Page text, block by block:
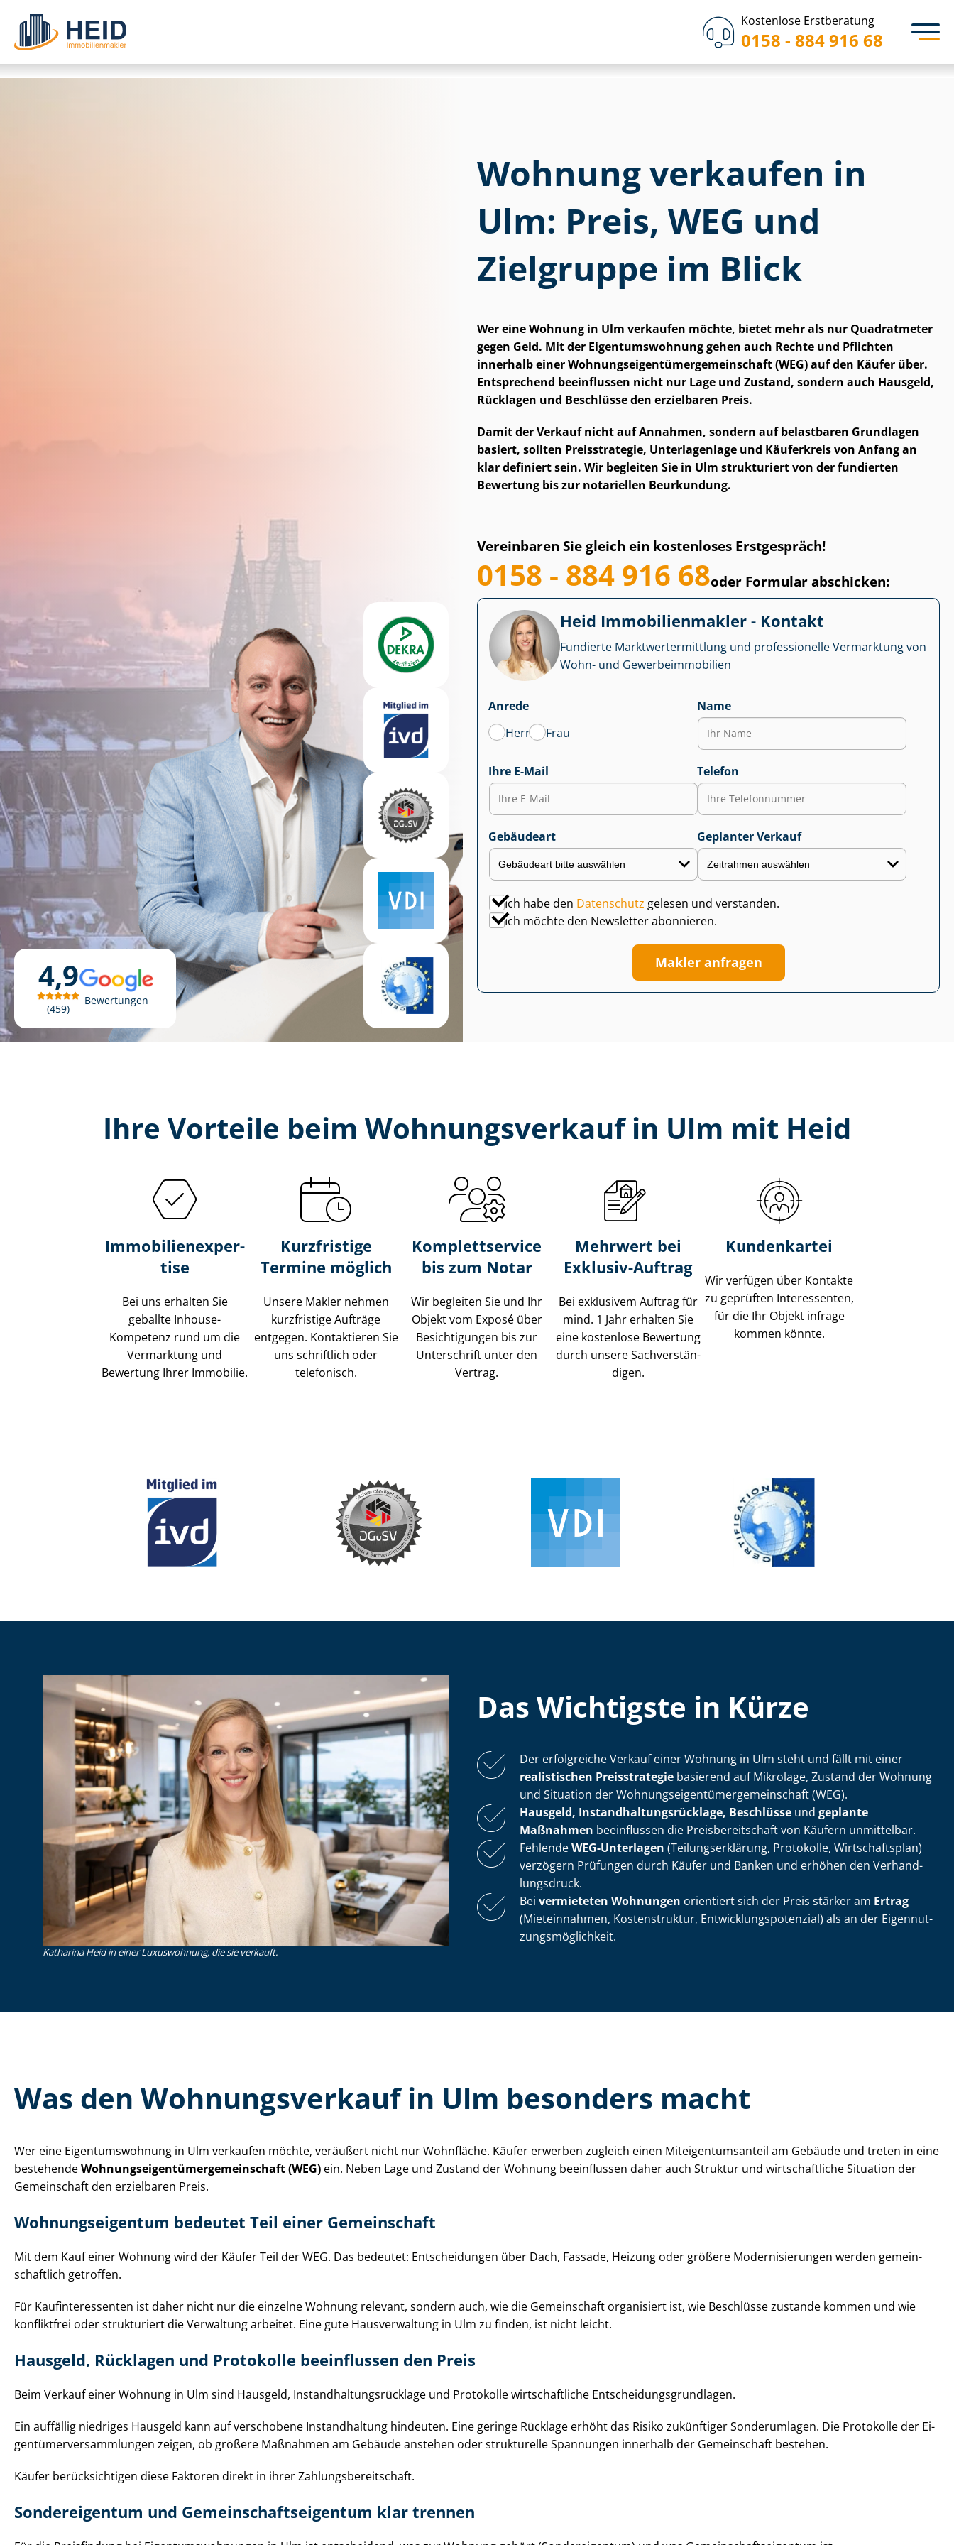
Kostenlose Erstberatung
0158 - 884 916 68
4,9
459
Bewertungen
Wohnung verkaufen in
Ulm: Preis, WEG und
Zielgruppe im Blick
Wer eine Wohnung in Ulm verkaufen möchte, bietet mehr als nur Quadratmeter
gegen Geld. Mit der Ei­gen­tums­woh­nung gehen auch Rechte und Pflichten
innerhalb einer Woh­nungs­ei­gen­tü­mer­ge­mein­schaft (WEG) auf den Käufer über.
Entsprechend beeinflussen nicht nur Lage und Zustand, sondern auch Hausgeld,
Rücklagen und Beschlüsse den erzielbaren Preis.
Damit der Verkauf nicht auf Annahmen, sondern auf belastbaren Grundlagen
basiert, sollten Preisstrategie, Unterlagenlage und Käuferkreis von Anfang an
klar definiert sein. Wir begleiten Sie in Ulm strukturiert von der fundierten
Bewertung bis zur notariellen Beurkundung.
Vereinbaren Sie gleich ein kostenloses Erstgespräch!
0158 - 884 916 68oder Formular abschicken:
Heid Im­mo­bi­li­en­mak­ler - Kontakt
Fundierte Markt­wert­ermitt­lung und professionelle Vermarktung von
Wohn- und Ge­wer­be­im­mo­bi­li­en
Anrede
Herr
Frau
Name
Ihre E-Mail Telefon
Gebäudeart Geplanter Verkauf
Ich habe den Datenschutz gelesen und verstanden.
Ich möchte den Newsletter abonnieren.
Makler anfragen
Ihre Vorteile beim Wohnungsverkauf in Ulm mit Heid
Im­mo­bi­li­en­ex­per­
ti­se
Bei uns erhalten Sie
geballte Inhouse-
Kompetenz rund um die
Vermarktung und
Bewertung Ihrer Immobilie.
Kurzfristige
Termine möglich
Unsere Makler nehmen
kurzfristige Aufträge
entgegen. Kontaktieren Sie
uns schriftlich oder
telefonisch.
Komplettservice
bis zum Notar
Wir begleiten Sie und Ihr
Objekt vom Exposé über
Besichtigungen bis zur
Unterschrift unter den
Vertrag.
Mehrwert bei
Exklusiv-Auftrag
Bei exklusivem Auftrag für
mind. 1 Jahr erhalten Sie
eine kostenlose Bewertung
durch unsere Sach­ver­stän­
di­gen.
Kundenkartei
Wir verfügen über Kontakte
zu geprüften Interessenten,
für die Ihr Objekt infrage
kommen könnte.
Katharina Heid in einer Luxuswohnung, die sie verkauft.
Das Wichtigste in Kürze
Der erfolgreiche Verkauf einer Wohnung in Ulm steht und fällt mit einer
realistischen Preisstrategie basierend auf Mikrolage, Zustand der Wohnung
und Situation der Woh­nungs­ei­gen­tü­mer­ge­mein­schaft (WEG).
Hausgeld, In­stand­hal­tungs­rück­la­ge, Beschlüsse und geplante
Maßnahmen beeinflussen die Preis­be­reit­schaft von Käufern unmittelbar.
FehlendeWEG-Unterlagen (Tei­lungs­er­klä­rung, Protokolle, Wirtschaftsplan)
verzögern Prüfungen durch Käufer und Banken und erhöhen den Ver­hand­
lungs­druck.
Bei vermieteten Wohnungen orientiert sich der Preis stärker am Ertrag
(Mieteinnahmen, Kostenstruktur, Ent­wick­lungs­po­ten­zi­al) als an der Ei­gen­nut­
zungs­mög­lich­keit.
Was den Wohnungsverkauf in Ulm besonders macht
Wer eine Ei­gen­tums­woh­nung in Ulm verkaufen möchte, veräußert nicht nur Wohnfläche. Käufer erwerben zugleich einen Mit­ei­gen­tums­an­teil am Gebäude und treten in eine
bestehendeWoh­nungs­ei­gen­tü­mer­ge­mein­schaft (WEG) ein. Neben Lage und Zustand der Wohnung beeinflussen daher auch Struktur und wirtschaftliche Situation der
Gemeinschaft den erzielbaren Preis.
Woh­nungs­ei­gen­tum bedeutet Teil einer Gemeinschaft
Mit dem Kauf einer Wohnung wird der Käufer Teil der WEG. Das bedeutet: Entscheidungen über Dach, Fassade, Heizung oder größere Mo­der­ni­sie­run­gen werden ge­mein­
schaft­lich getroffen.
Für Kauf­in­ter­es­sen­ten ist daher nicht nur die einzelne Wohnung relevant, sondern auch, wie die Gemeinschaft organisiert ist, wie Beschlüsse zustande kommen und wie
konfliktfrei oder strukturiert die Verwaltung arbeitet. Eine gute Hausverwaltung in Ulm zu finden, ist nicht leicht.
Hausgeld, Rücklagen und Protokolle beeinflussen den Preis
Beim Verkauf einer Wohnung in Ulm sind Hausgeld, In­stand­hal­tungs­rück­la­ge und Protokolle wirtschaftliche Ent­schei­dungs­grund­la­gen.
Ein auffällig niedriges Hausgeld kann auf verschobene Instandhaltung hindeuten. Eine geringe Rücklage erhöht das Risiko zukünftiger Sonderumlagen. Die Protokolle der Ei­
gen­tü­mer­ver­samm­lun­gen zeigen, ob größere Maßnahmen am Gebäude anstehen oder strukturelle Spannungen innerhalb der Gemeinschaft bestehen.
Käufer berücksichtigen diese Faktoren direkt in ihrer Zah­lungs­be­reit­schaft.
Sondereigentum und Ge­mein­schafts­ei­gen­tum klar trennen